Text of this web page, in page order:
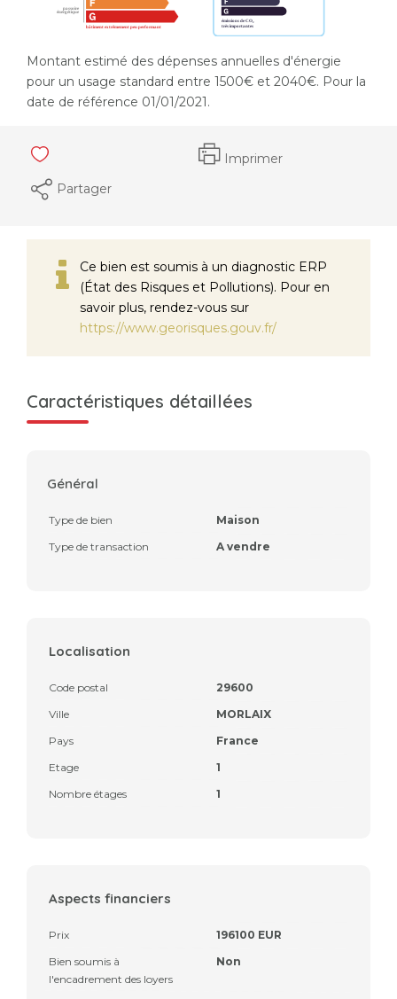
Montant estimé des dépenses annuelles d'énergie
pour un usage standard entre 1500€ et 2040€. Pour la
date de référence 01/01/2021.
Imprimer
Partager
Ce bien est soumis à un diagnostic ERP
(État des Risques et Pollutions). Pour en
savoir plus, rendez-vous sur
https://www.georisques.gouv.fr/
Caractéristiques détaillées
Général
Type de bien
Maison
Type de transaction
A vendre
Localisation
Code postal
29600
Ville
MORLAIX
Pays
France
Etage
1
Nombre étages
1
Aspects financiers
Prix
196100 EUR
Bien soumis à
l'encadrement des loyers
Non